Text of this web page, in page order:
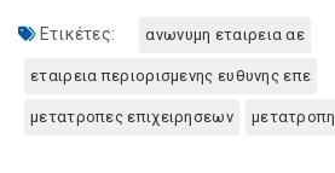
Ετικέτες: ανωνυμη εταιρεια αε
εταιρεια περιορισμενης ευθυνης επε
μετατροπες επιχειρησεων μετατροπη